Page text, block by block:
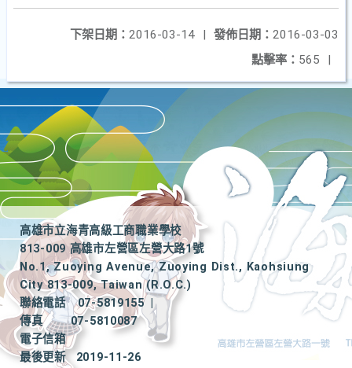
發佈日期： 2016-03-03
下架日期： 2016-03-14
|
點擊率： 565 |
高雄市立海青高級工商職業學校
813-009 高雄市左營區左營大路1號
No.1, Zuoying Avenue, Zuoying Dist., Kaohsiung
City 813-009, Taiwan (R.O.C.)
聯絡電話
07-5819155
|
傳真
07-5810087
電子信箱
最後更新
2019-11-26